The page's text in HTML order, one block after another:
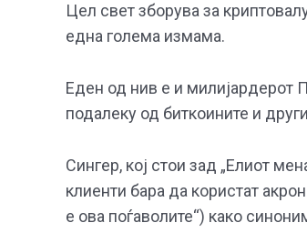
Цел свет зборува за
една голема измама.
Еден од нив е и милијардерот
подалеку од биткоините и
Сингер, кој стои зад „Елиот
клиенти бара да користат
е ова поѓаволите“) како